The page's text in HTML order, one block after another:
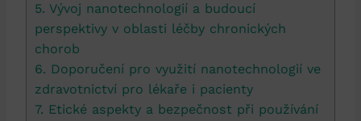
5. Vývoj nanotechnologií a budoucí
perspektivy v oblasti léčby chronických
chorob
6. Doporučení pro využití nanotechnologií ve
zdravotnictví pro lékaře i pacienty
7. Etické aspekty a bezpečnost při používání